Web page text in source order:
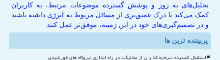
تحلیل‌های به روز و پوشش گسترده موضوعات مرتبط، به کاربران
کمک می‌کند تا درک عمیق‌تری از مسائل مربوط به انرژی داشته باشند
و در تصمیم‌گیری‌های خود در این زمینه، موفق‌تر عمل کنند
پربیننده ترین ها
استقبال گسترده سرمایه گذاران از مشارکت در راه اندازی نیروگاه های خورشیدی